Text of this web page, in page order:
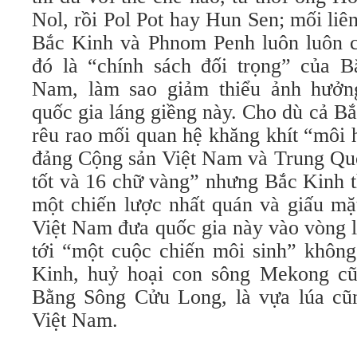
Nol, rồi Pol Pot hay Hun Sen; mối
Bắc Kinh và Phnom Penh luôn luôn
đó là “chính sách đối trọng” của
Nam, làm sao giảm thiểu ảnh
quốc gia láng giềng này. Cho dù cả
rêu rao mối quan hệ khăng khít “môi
đảng Cộng sản Việt Nam và Trung
tốt và 16 chữ vàng” nhưng Bắc Kinh
một chiến lược nhất quán và giấu
Việt Nam đưa quốc gia này vào vòng
tới “một cuộc chiến môi sinh”
Kinh, huỷ hoại con sông Mekong
Bằng Sông Cửu Long, là vựa lúa
Việt Nam.